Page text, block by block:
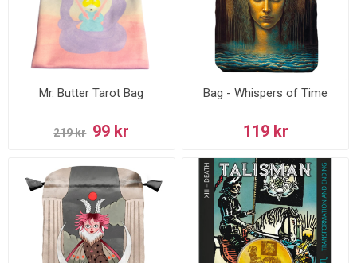
Mr. Butter Tarot Bag
219 kr 99 kr
Bag - Whispers of Time
119 kr